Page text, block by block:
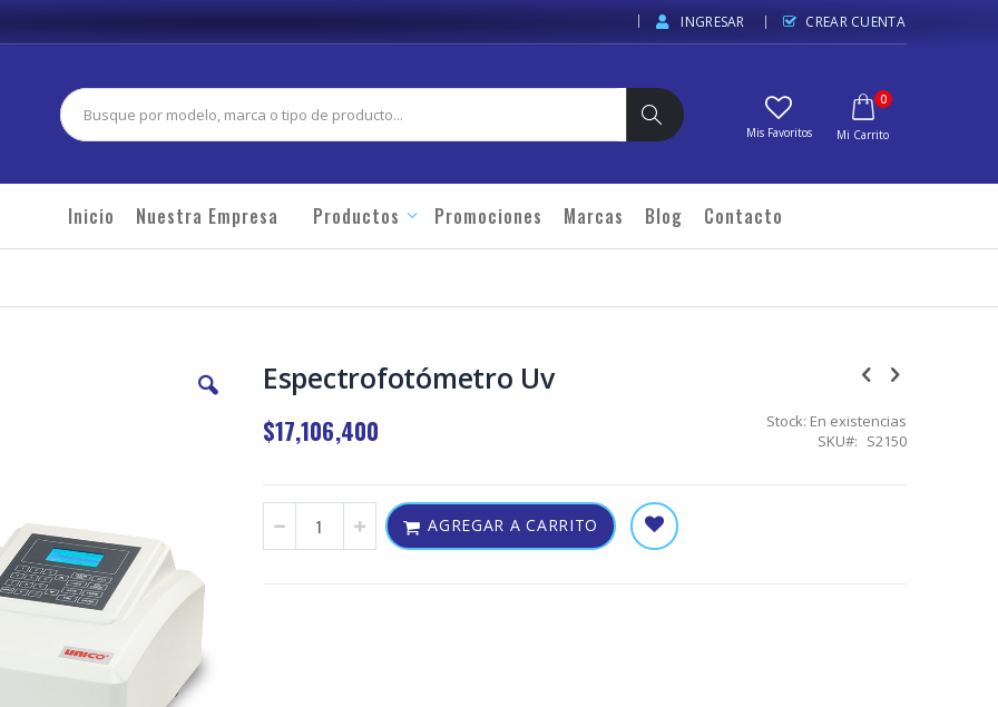
INGRESAR CREAR CUENTA
Carrito
0elementos
Buscar
Inicio Nuestra Empresa Productos Promociones Marcas Blog Contacto
Espectrofotómetro Uv
$17,106,400 Stock: En existencias
SKU
S2150
AGREGAR A CARRITO